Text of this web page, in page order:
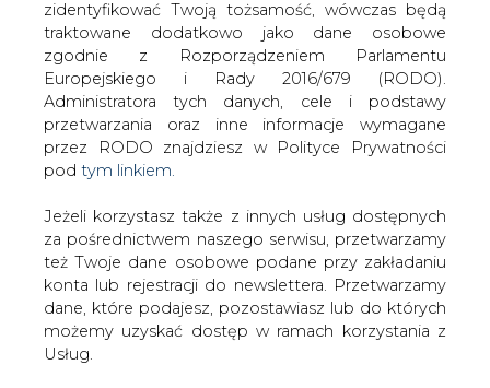
WŁĄCZ CIRE.TV
zidentyfikować Twoją tożsamość, wówczas będą
traktowane dodatkowo jako dane osobowe
zgodnie z Rozporządzeniem Parlamentu
Europejskiego i Rady 2016/679 (RODO).
Administratora tych danych, cele i podstawy
przetwarzania oraz inne informacje wymagane
przez RODO znajdziesz w Polityce Prywatności
pod tym linkiem.
Jeżeli korzystasz także z innych usług dostępnych
za pośrednictwem naszego serwisu, przetwarzamy
też Twoje dane osobowe podane przy zakładaniu
konta lub rejestracji do newslettera. Przetwarzamy
dane, które podajesz, pozostawiasz lub do których
możemy uzyskać dostęp w ramach korzystania z
Usług.
Strona główna CIEPŁOWNICTWO
Praterm zarobił
24 mln zł w I kwartale
2007-04-27 00:00